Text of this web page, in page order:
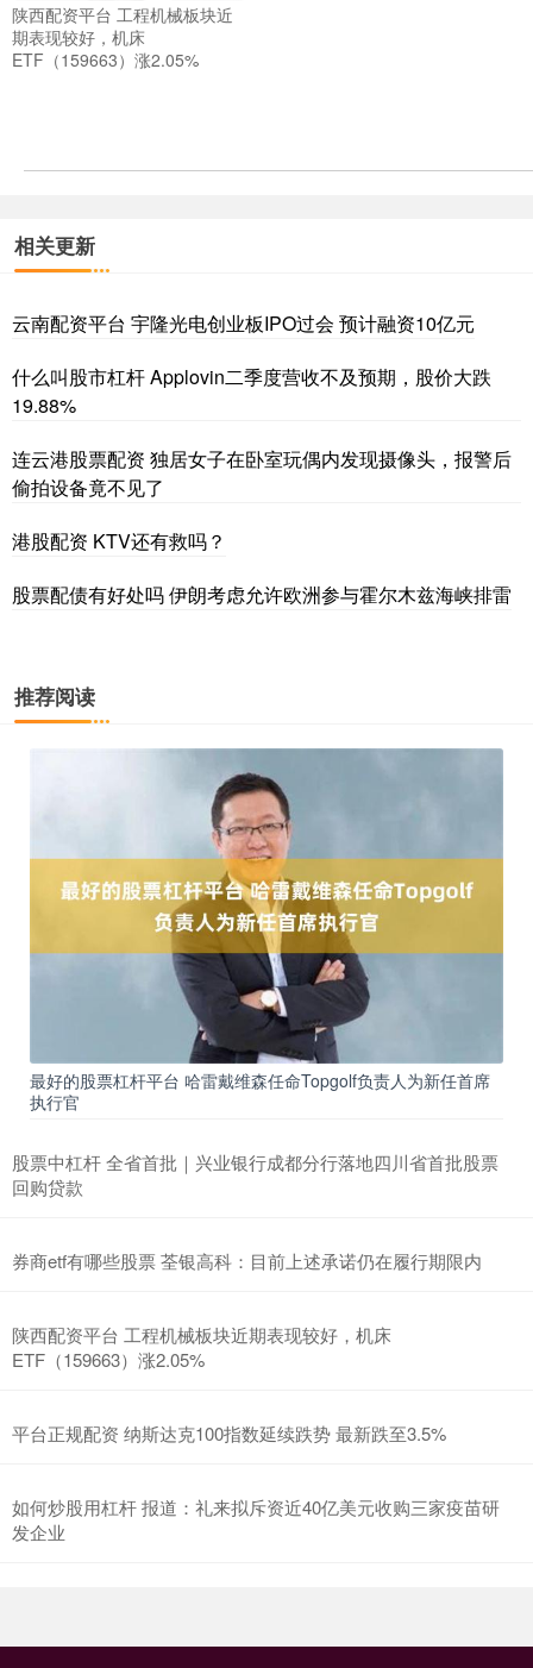
陕西配资平台 工程机械板块近
期表现较好，机床
ETF（159663）涨2.05%
相关更新
云南配资平台 宇隆光电创业板IPO过会 预计融资10亿元
什么叫股市杠杆 Applovin二季度营收不及预期，股价大跌
19.88%
连云港股票配资 独居女子在卧室玩偶内发现摄像头，报警后
偷拍设备竟不见了
港股配资 KTV还有救吗？
股票配债有好处吗 伊朗考虑允许欧洲参与霍尔木兹海峡排雷
推荐阅读
最好的股票杠杆平台 哈雷戴维森任命Topgolf负责人为新任首席
执行官
股票中杠杆 全省首批｜兴业银行成都分行落地四川省首批股票
回购贷款
券商etf有哪些股票 荃银高科：目前上述承诺仍在履行期限内
陕西配资平台 工程机械板块近期表现较好，机床
ETF（159663）涨2.05%
平台正规配资 纳斯达克100指数延续跌势 最新跌至3.5%
如何炒股用杠杆 报道：礼来拟斥资近40亿美元收购三家疫苗研
发企业